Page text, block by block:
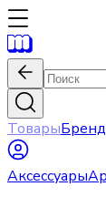
Товары
Аксессуары